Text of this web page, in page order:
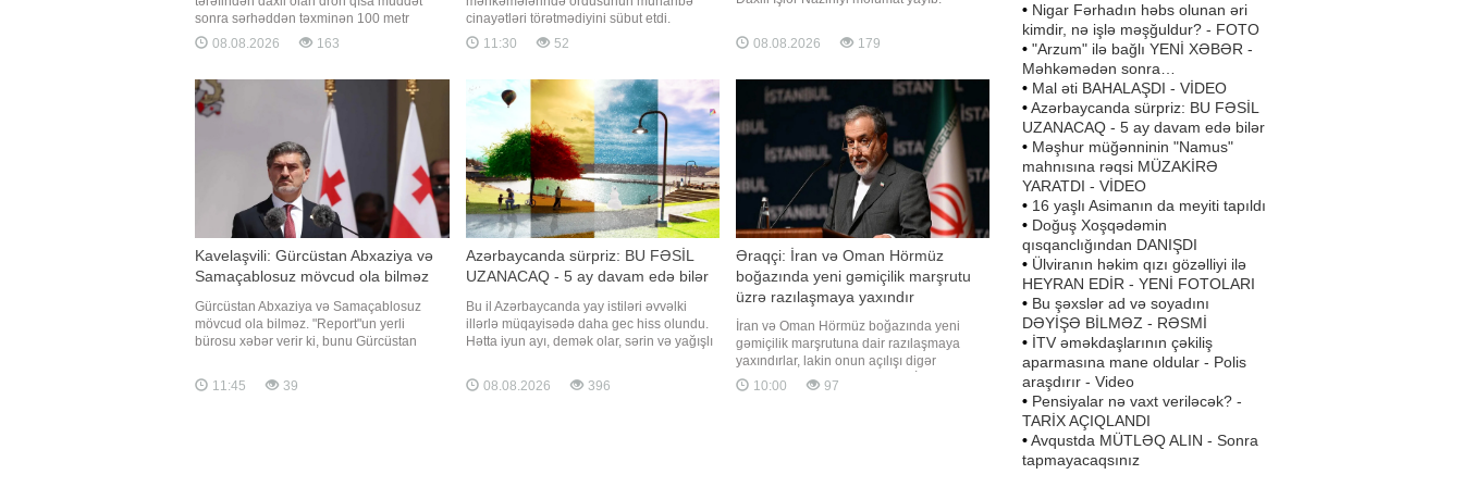
sonra sərhəddən təxminən 100 metr
kənarda partlayıb. "Report" Bolqarıstan
mediasına istinadən xəbər verir ki, bu
Təhlükəsizlik Şurasının təcili iclasından
sonra bildirib. Hadis
08.08.2026 163
cinayətləri törətmədiyini sübut etdi.
"Report"un Gürcüstan bürosu xəbər verir
ki, bu barədə Baş nazir İrakli Kobaxidze
beynəlxalq məhkəmələrdə əldə etdiyi
nəticələrdən danışarkən bəhs edib
11:30 52
müraciət edərək yaşadığı evdən 10 min
manat pul vəsaitinin oğurlandığını bildirib.
tədbirlərlə əməli törətməkd
08.08.2026 179
Kavelaşvili: Gürcüstan Abxaziya və
Samaçablosuz mövcud ola bilməz
Gürcüstan Abxaziya və Samaçablosuz
mövcud ola bilməz. "Report"un yerli
bürosu xəbər verir ki, bunu Gürcüstan
avqust müharibəsinin 18-ci ildönümü ilə
bağlı çıxışında deyib. O, ölkənin ərazi
11:45 39
Azərbaycanda sürpriz: BU FƏSİL
UZANACAQ - 5 ay davam edə bilər
Bu il Azərbaycanda yay istiləri əvvəlki
illərlə müqayisədə daha gec hiss olundu.
Hətta iyun ayı, demək olar, sərin və yağışlı
mövsümü oktyabra qədər uzana bilər. Yay
mövsümü uzanacaqmı? Yaxın aylarda
08.08.2026 396
Əraqçi: İran və Oman Hörmüz
boğazında yeni gəmiçilik marşrutu
üzrə razılaşmaya yaxındır
İran və Oman Hörmüz boğazında yeni
gəmiçilik marşrutuna dair razılaşmaya
yaxındırlar, lakin onun açılışı digər
şərtlərdən də asılıdır. "Report" İran Xarici
İşlər Nazirliyinin (XİN) teleqram kanalına
10:00 97
• Nigar Fərhadın həbs olunan əri
kimdir, nə işlə məşğuldur? - FOTO
• "Arzum" ilə bağlı YENİ XƏBƏR -
Məhkəmədən sonra…
• Mal əti BAHALAŞDI - VİDEO
•Azərbaycanda sürpriz: BU FƏSİL
UZANACAQ - 5 ay davam edə bilər
• Məşhur müğənninin "Namus"
mahnısına rəqsi MÜZAKİRƏ
YARATDI - VİDEO
• 16 yaşlı Asimanın da meyiti tapıldı
• Doğuş Xoşqədəmin
qısqanclığından DANIŞDI
• Ülviranın həkim qızı gözəlliyi ilə
HEYRAN EDİR - YENİ FOTOLARI
• Bu şəxslər ad və soyadını
DƏYİŞƏ BİLMƏZ - RƏSMİ
• İTV əməkdaşlarının çəkiliş
aparmasına mane oldular - Polis
araşdırır - Video
• Pensiyalar nə vaxt veriləcək? -
TARİX AÇIQLANDI
•Avqustda MÜTLƏQ ALIN - Sonra
tapmayacaqsınız